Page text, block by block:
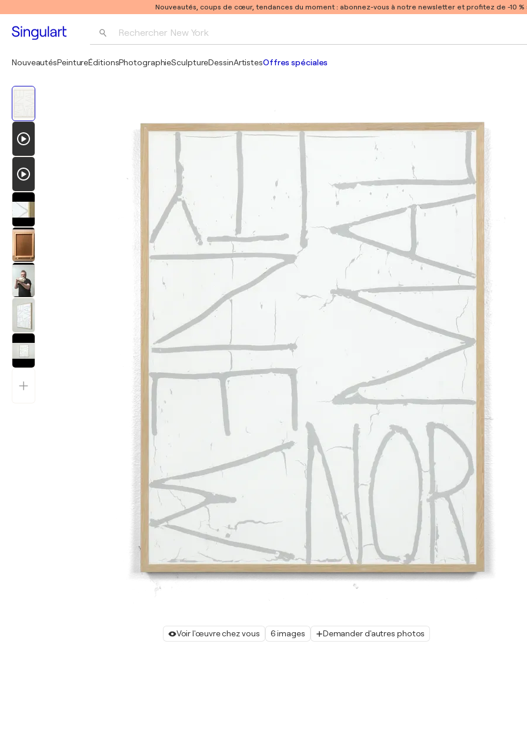
Nouveautés, coups de cœur, tendances du moment : abonnez-vous à notre newsletter et profitez de -10
Rechercher New York
NouveautésPeintureÉditionsPhotographieSculptureDessinArtistesOffres spéciales
Voir l'œuvre chez vous 6 images Demander d'autres photos